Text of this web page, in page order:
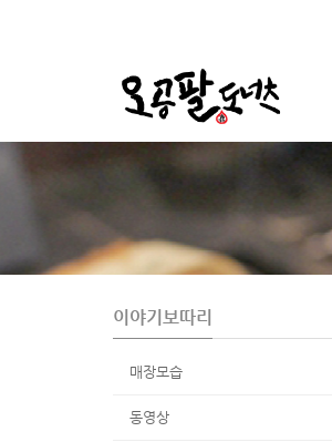
r
o
o
이야기보따리
매장모습
동영상